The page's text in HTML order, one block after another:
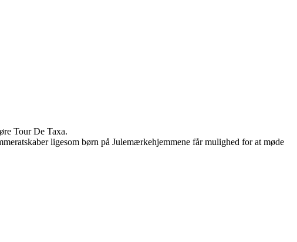
Tour De Taxa.
ligesom børn på Julemærkehjemmene får mulighed for at møde